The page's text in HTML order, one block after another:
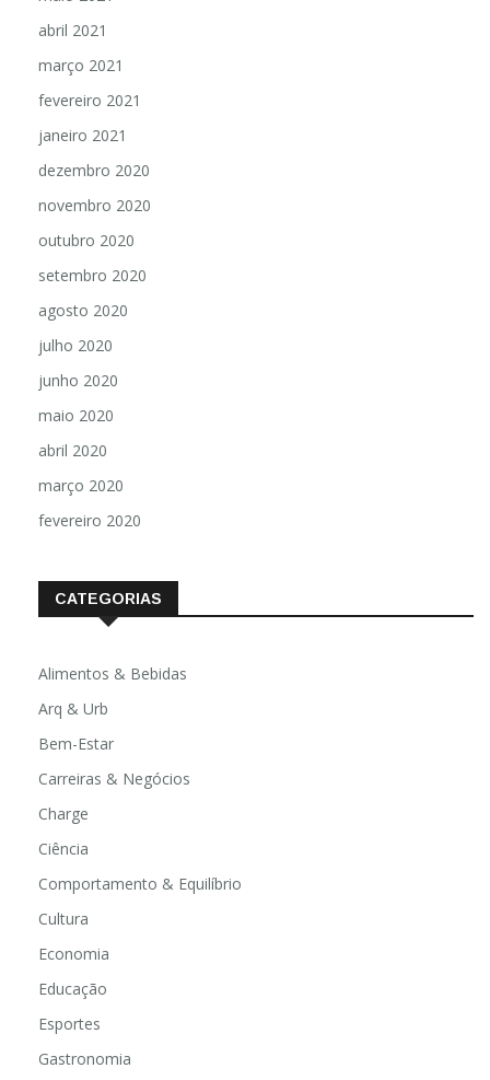
abril 2021
março 2021
fevereiro 2021
janeiro 2021
dezembro 2020
novembro 2020
outubro 2020
setembro 2020
agosto 2020
julho 2020
junho 2020
maio 2020
abril 2020
março 2020
fevereiro 2020
CATEGORIAS
Alimentos & Bebidas
Arq & Urb
Bem-Estar
Carreiras & Negócios
Charge
Ciência
Comportamento & Equilíbrio
Cultura
Economia
Educação
Esportes
Gastronomia